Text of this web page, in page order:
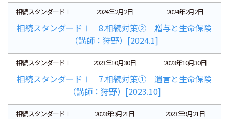
相続スタンダードⅠ 2024年2月2日 2024年2月2日
相続スタンダードⅠ 8.相続対策② 贈与と生命保険
（講師：狩野）[2024.1]
相続スタンダードⅠ 2023年10月30日 2023年10月30日
相続スタンダードⅠ 7.相続対策① 遺言と生命保険
（講師：狩野）[2023.10]
相続スタンダードⅠ 2023年9月21日 2023年9月21日